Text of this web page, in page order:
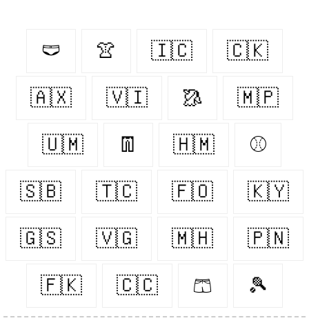
🩲 👚 🇮🇨 🇨🇰
🇦🇽 🇻🇮 🥻 🇲🇵
🇺🇲 👖 🇭🇲 ⚾️
🇸🇧 🇹🇨 🇫🇴 🇰🇾
🇬🇸 🇻🇬 🇲🇭 🇵🇳
🇫🇰 🇨🇨 🩳 🎾